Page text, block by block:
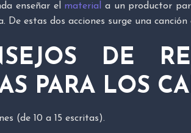
enseñar el material
a un productor
De estas dos acciones surge una canción
DE
PARA LOS
(de 10 a 15 escritas).